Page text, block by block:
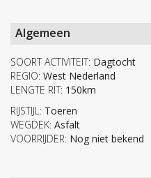
Algemeen
SOORT ACTIVITEIT: Dagtocht
REGIO: West Nederland
LENGTE RIT: 150km
RIJSTIJL: Toeren
WEGDEK: Asfalt
VOORRIJDER: Nog niet bekend